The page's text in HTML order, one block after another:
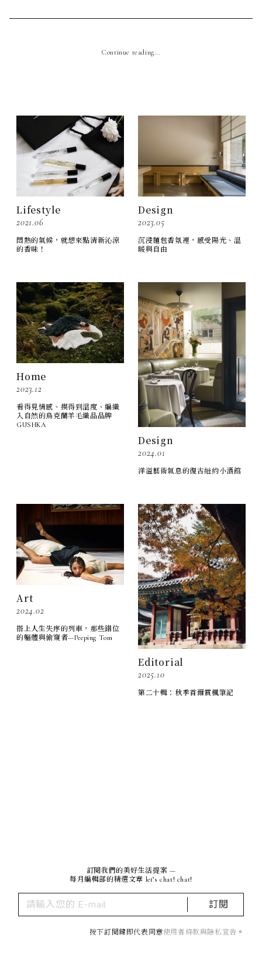
Continue reading...
Lifestyle
2021.06
悶熱的氣候，就想來點清新沁涼
的香味！
Design
2023.05
沉浸麵包香氛裡，感受陽光、溫
暖與自由
Home
2023.12
看得見情感、摸得到溫度、編織
入自然的烏克蘭羊毛織品品牌
GUSHKA
Design
2024.01
洋溢藝術氣息的復古紐約小酒館
Art
2024.02
搭上人生失序的列車，那些錯位
的軀體與偷窺者—Peeping Tom
Editorial
2025.10
第二十輯：秋季首爾賞楓筆記
訂閱我們的美好生活提案 —
每月編輯部的精選文章 let’s chat! chat!
訂閱
按下訂閱鍵即代表同意使用者條款與隱私宣告 。